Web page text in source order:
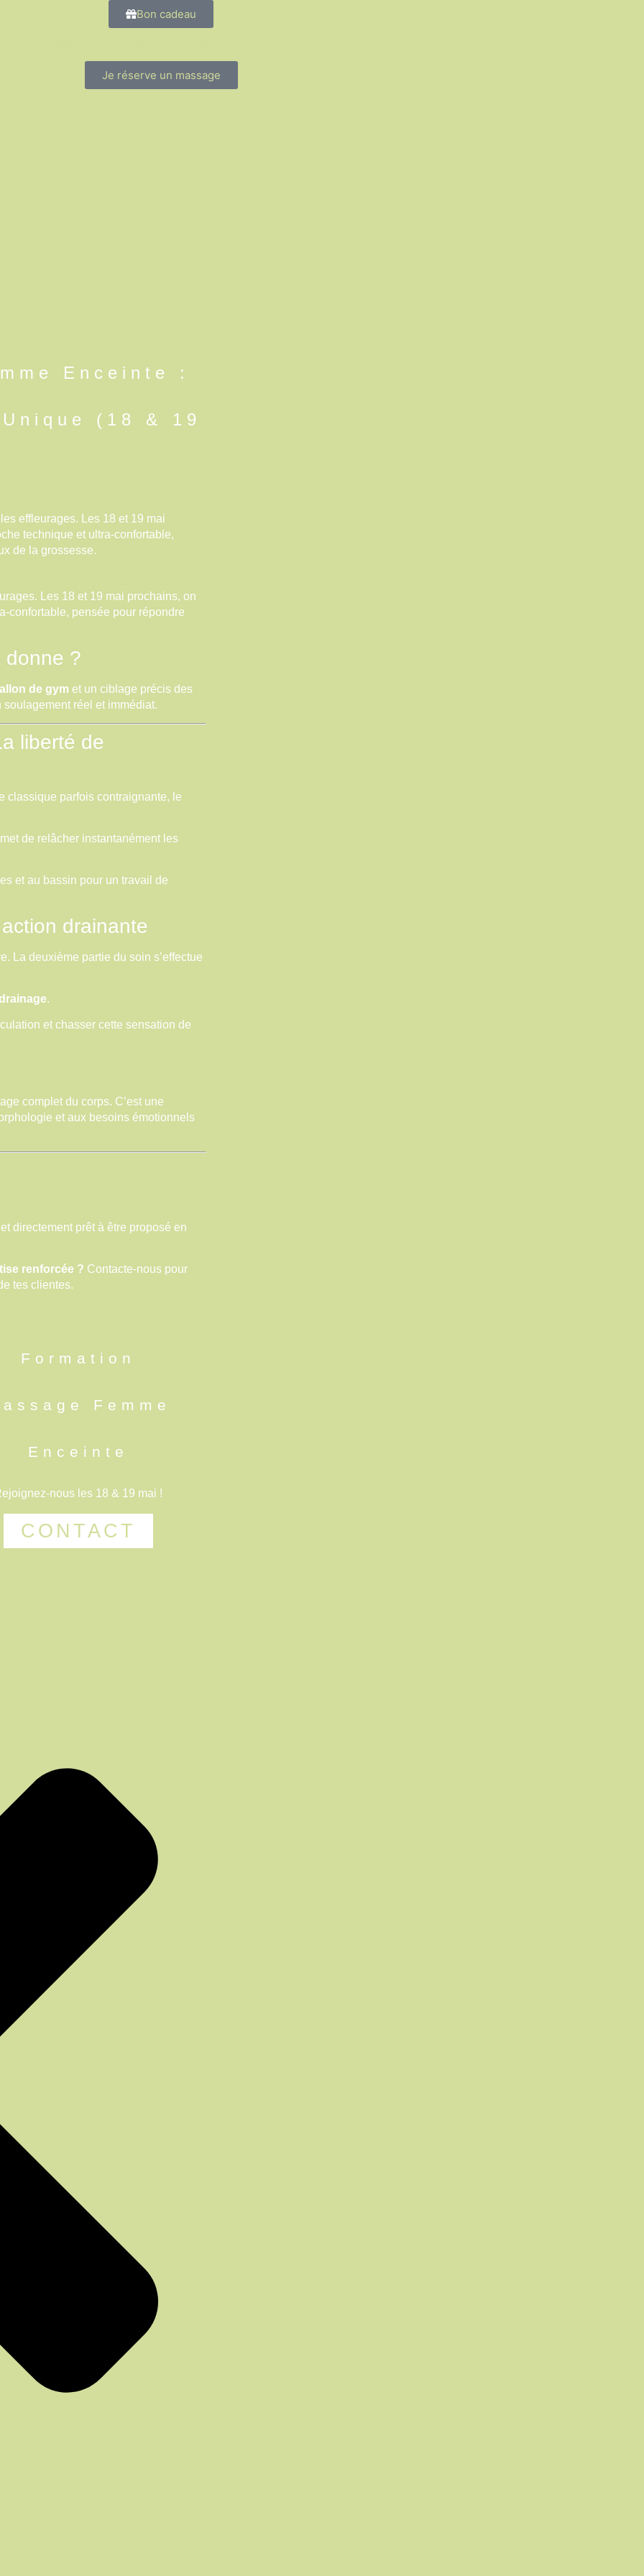
Bon cadeau
Je réserve un massage
Enceinte :
(18 & 19
effleurages. Les 18 et 19 mai
technique et ultra-confortable,
de la grossesse.
Les 18 et 19 mai prochains, on
confortable, pensée pour répondre
donne ?
de gym et un ciblage précis des
réel et immédiat.
liberté de
classique parfois contraignante, le
de relâcher instantanément les
et au bassin pour un travail de
drainante
La deuxième partie du soin s’effectue
.
et chasser cette sensation de
complet du corps. C’est une
et aux besoins émotionnels
directement prêt à être proposé en
renforcée ? Contacte-nous pour
tes clientes.
Formation
Femme
Enceinte
nous les 18 & 19 mai !
CONTACT